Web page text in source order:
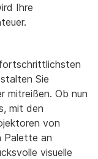
Ihre
Sie
mitreißen. Ob nun
mit den
von
Palette an
visuelle